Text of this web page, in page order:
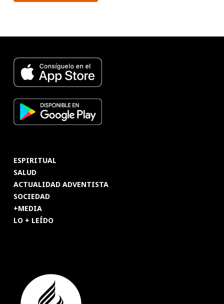
ESPIRITUAL
SALUD
ACTUALIDAD ADVENTISTA
SOCIEDAD
+MEDIA
LO + LEÍDO